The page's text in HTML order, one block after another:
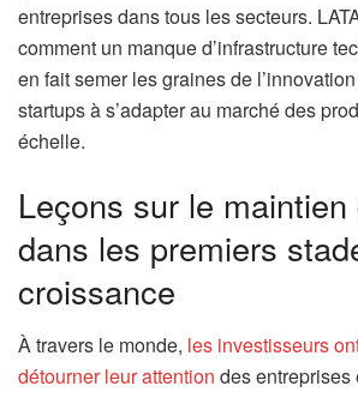
entreprises dans tous les secteurs.
comment un manque d’infrastructure
en fait semer les graines de
startups à s’adapter au marché des
échelle.
Leçons sur le maintien
dans les premiers
croissance
À travers le monde, les investisseurs
détourner leur attention des